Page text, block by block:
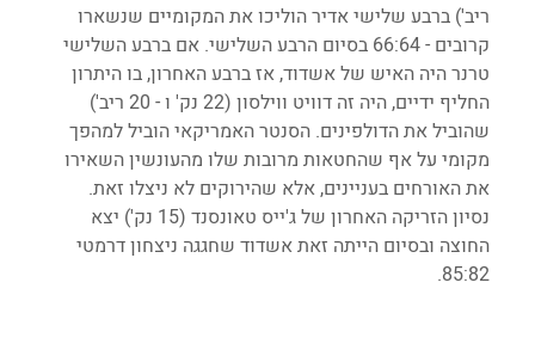
ריב') ברבע שלישי אדיר הוליכו את המקומיים שנשארו
קרובים - 66:64 בסיום הרבע השלישי. אם ברבע השלישי
טרנר היה האיש של אשדוד, אז ברבע האחרון, בו היתרון
החליף ידיים, היה זה דוויט ווילסון (22 נק' ו - 20 ריב')
שהוביל את הדולפינים. הסנטר האמריקאי הוביל למהפך
מקומי על אף שהחטאות מרובות שלו מהעונשין השאירו
את האורחים בעניינים, אלא שהירוקים לא ניצלו זאת.
נסיון הזריקה האחרון של ג'ייס טאונסנד (15 נק') יצא
החוצה ובסיום הייתה זאת אשדוד שחגגה ניצחון דרמטי
85:82.